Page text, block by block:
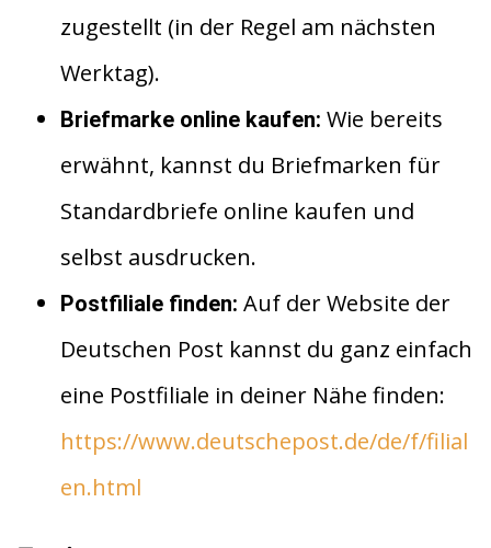
zugestellt (in der Regel am nächsten
Werktag).
Briefmarke online kaufen: Wie bereits
erwähnt, kannst du Briefmarken für
Standardbriefe online kaufen und
selbst ausdrucken.
Postfiliale finden: Auf der Website der
Deutschen Post kannst du ganz einfach
eine Postfiliale in deiner Nähe finden:
https://www.deutschepost.de/de/f/filial
en.html